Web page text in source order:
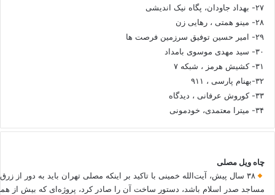
۲۷- بهداد جاودان، پگاه نیک اندیشی
۲۸- مینو همتی ، رهایی زن
۲۹- امیر حسین توفیق سرزمین فرصت ها
۳۰- سید مهدی موسوی بامداد
۳۱- کشیش هرمز ، شبکه ۷
۳۲-بهنام پارسی ، ۹۱۱
۳۳- کوروش عرفانی ، دیدگاه
۳۴- میترا معتمدی، خودمونی
چاه ویل مصلی
۳۸ سال پیش، آیت‌الله خمینی با تاکید بر اینکه مصلی تهران باید به دور از
مساجد صدر اسلام باشد، دستور ساخت آن را صادر کرد، پروژه‌ای که بیش از